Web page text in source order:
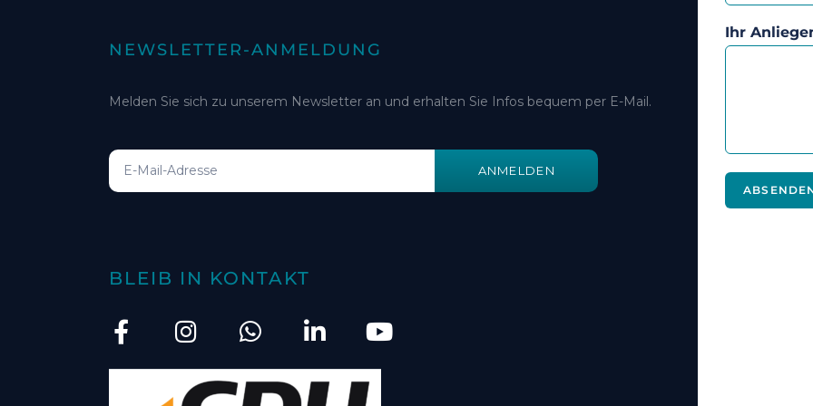
NEWSLETTER-ANMELDUNG
Melden Sie sich zu unserem Newsletter an und erhalten Sie Infos bequem per E-Mail.
ANMELDEN
BLEIB IN KONTAKT
Ihr